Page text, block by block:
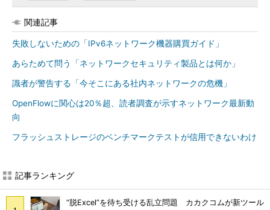
関連記事
失敗しないための「IPv6ネットワーク機器購買ガイド」
あらためて問う「ネットワークセキュリティ製品とは何か」
識者が警告する「今そこにある社内ネットワークの危機」
OpenFlowに関心は20％超、読者調査が示すネットワーク最新動
向
フラッシュストレージのベンチマークテストが信用できないわけ
記事ランキング
“脱Excel”を待ち受ける乱立問題 カカクコムが新ツール